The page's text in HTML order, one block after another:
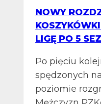
NOWY
LIGĘ PO 5
Po pięciu
spędzonych
poziomie